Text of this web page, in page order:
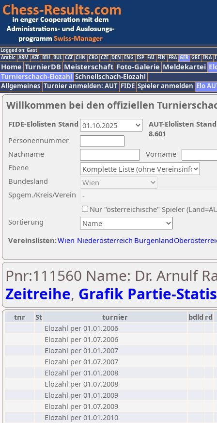
Logged on: Gast
Arabic ARM AZE BIH BUL CAT CHN CRO CZE DEN ENG ESP FAI FIN FRA GER GRE INA
Home TurnierDB Meisterschaft Foto-Galerie Meldekartei
Turnierschach-Elozahl Schnellschach-Elozahl
Allgemeines Turnier anmelden: AUT FIDE Spieler anmelden Elo
Willkommen bei den offiziellen
Nachname
Vorname
Ebene
Sortierung
Personennummer
Bundesland
Spgem./Kreis/Verein
Nur "österreichische" Spieler
Vereinslisten:Wien Niederösterreich Burgenland
AUT-Elolisten
8.601
FIDE-Elolisten Stand
Pnr:111560 Name: Dr. Arnulf
Zeitreihe, Grafik Partie-
tnr St turnier bdld rd
Elozahl per 01.01.2006
Elozahl per 01.07.2006
Elozahl per 01.01.2007
Elozahl per 01.07.2007
Elozahl per 01.01.2008
Elozahl per 01.07.2008
Elozahl per 01.01.2009
Elozahl per 01.07.2009
Elozahl per 01.01.2010